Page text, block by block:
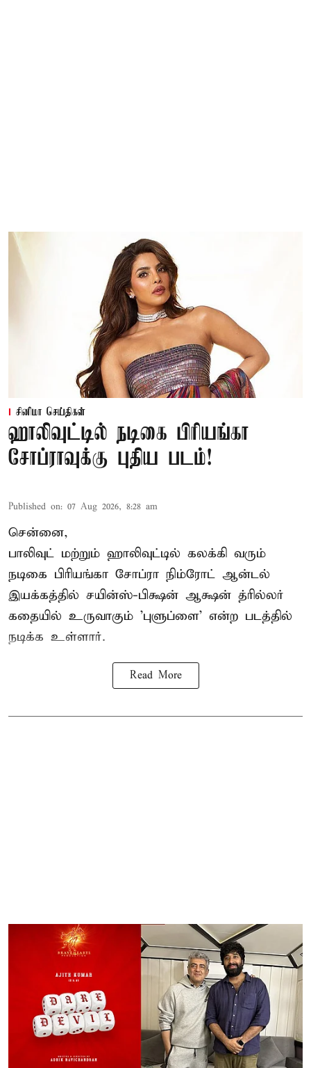
சினிமா செய்திகள்
ஹாலிவுட்டில் நடிகை பிரியங்கா
சோப்ராவுக்கு புதிய படம்!
Published on: 07 Aug 2026, 8:28 am
சென்னை,
பாலிவுட் மற்றும் ஹாலிவுட்டில் கலக்கி வரும்
நடிகை பிரியங்கா சோப்ரா நிம்ரோட் ஆன்டல்
இயக்கத்தில் சயின்ஸ்-பிக்ஷன் ஆக்ஷன் த்ரில்லர்
கதையில் உருவாகும் 'புளுப்ளை' என்ற படத்தில்
நடிக்க உள்ளார்.
Read More